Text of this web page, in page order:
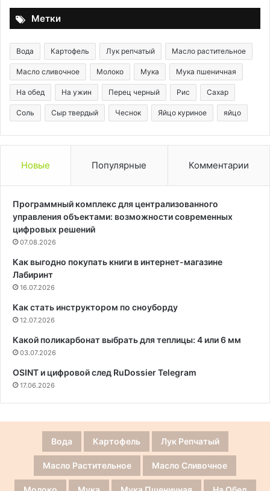
Метки
Вода Картофель Лук репчатый Масло растительное
Масло сливочное Молоко Мука Мука пшеничная
На обед На ужин Перец черный Рис Сахар
Соль Сыр твердый Чеснок Яйцо куриное яйцо
Новые Популярные Комментарии
Программный комплекс для централизованного
управления объектами: возможности современных
цифровых решений
07.08.2026
Как выгодно покупать книги в интернет-магазине
Лабиринт
16.07.2026
Как стать инструктором по сноуборду
12.07.2026
Какой поликарбонат выбрать для теплицы: 4 или 6 мм
03.07.2026
OSINT и цифровой след RuDossier Telegram
17.06.2026
Вода Картофель Лук Репчатый
Масло Растительное Масло Сливочное